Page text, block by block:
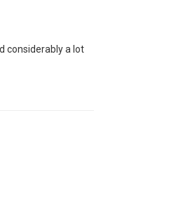
considerably a lot